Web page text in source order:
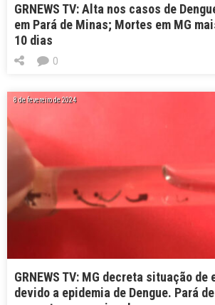
GRNEWS TV: Alta nos casos de
em Pará de Minas; Mortes em MG
10 dias
0
8 de fevereiro de 2024
GRNEWS TV: MG decreta situação de
devido a epidemia de Dengue. Pará